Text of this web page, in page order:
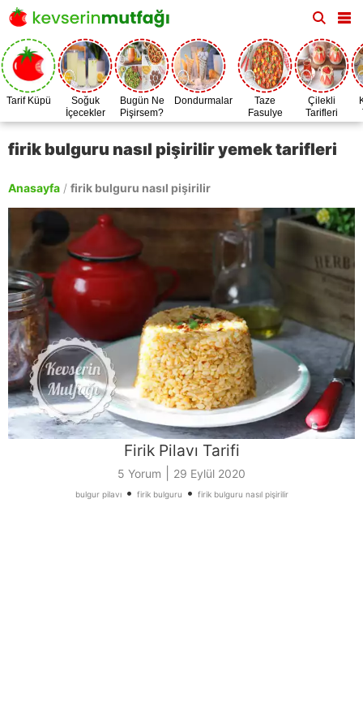
Tarif Küpü
Soğuk
İçecekler
Bugün Ne
Pişirsem?
Dondurmalar
Taze
Fasulye
Zamanı
Çilekli
Tarifleri
firik bulguru nasıl pişirilir yemek tarifleri
Anasayfa / firik bulguru nasıl pişirilir
Firik Pilavı Tarifi
5 Yorum 29 Eylül 2020
bulgur pilavı• firik bulguru • firik bulguru nasıl pişirilir